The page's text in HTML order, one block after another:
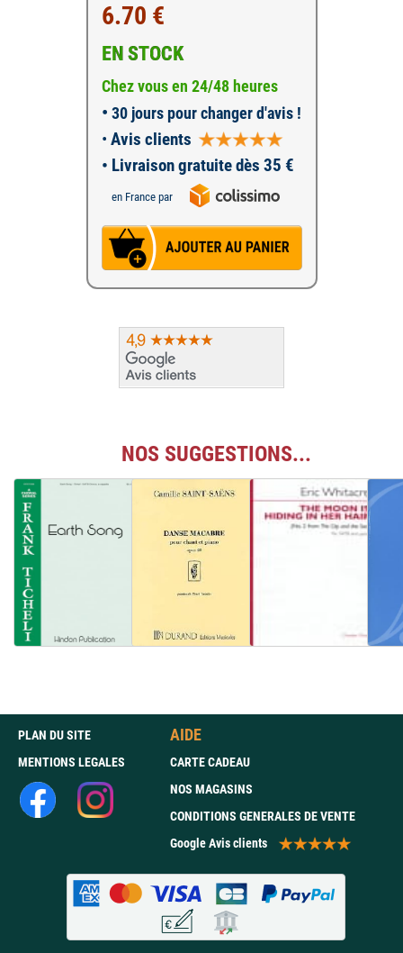
6.70 €
EN STOCK
Chez vous en 24/48 heures
• 30 jours pour changer d'avis !
• Avis clients
• Livraison gratuite dès 35 €
en France par
NOS SUGGESTIONS...
PLAN DU SITE
MENTIONS LEGALES
AIDE
CARTE CADEAU
NOS MAGASINS
CONDITIONS GENERALES DE VENTE
Google Avis clients